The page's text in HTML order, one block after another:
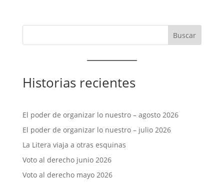
Historias recientes
El poder de organizar lo nuestro – agosto 2026
El poder de organizar lo nuestro – julio 2026
La Litera viaja a otras esquinas
Voto al derecho junio 2026
Voto al derecho mayo 2026